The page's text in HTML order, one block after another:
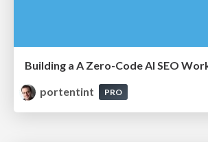
Building a A Zero-Code AI SEO
portentint
PRO